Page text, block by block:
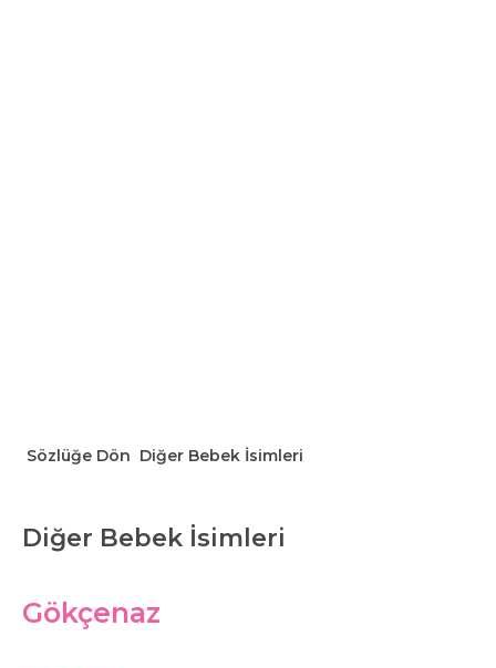
Sözlüğe Dön Diğer Bebek İsimleri
Diğer Bebek İsimleri
Gökçenaz